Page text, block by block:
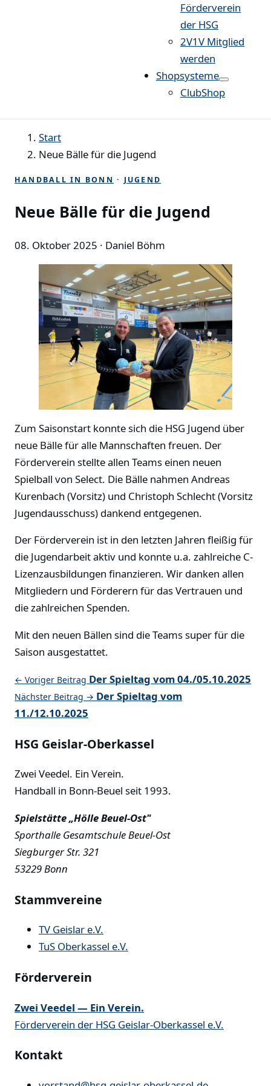
Förderverein
der HSG
2V1V Mitglied
werden
Shopsysteme
ClubShop
Start
Neue Bälle für die Jugend
HANDBALL IN BONN · JUGEND
Neue Bälle für die Jugend
08. Oktober 2025 · Daniel Böhm
Zum Saisonstart konnte sich die HSG Jugend über
neue Bälle für alle Mannschaften freuen. Der
Förderverein stellte allen Teams einen neuen
Spielball von Select. Die Bälle nahmen Andreas
Kurenbach (Vorsitz) und Christoph Schlecht (Vorsitz
Jugendausschuss) dankend entgegenen.
Der Förderverein ist in den letzten Jahren fleißig für
die Jugendarbeit aktiv und konnte u.a. zahlreiche C-
Lizenzausbildungen finanzieren. Wir danken allen
Mitgliedern und Förderern für das Vertrauen und
die zahlreichen Spenden.
Mit den neuen Bällen sind die Teams super für die
Saison ausgestattet.
← Voriger Beitrag Der Spieltag vom 04./05.10.2025
Nächster Beitrag → Der Spieltag vom
11./12.10.2025
HSG Geislar-Oberkassel
Zwei Veedel. Ein Verein.
Handball in Bonn-Beuel seit 1993.
Spielstätte „Hölle Beuel-Ost"
Sporthalle Gesamtschule Beuel-Ost
Siegburger Str. 321
53229 Bonn
Stammvereine
TV Geislar e.V.
TuS Oberkassel e.V.
Förderverein
Zwei Veedel — Ein Verein.
Förderverein der HSG Geislar-Oberkassel e.V.
Kontakt